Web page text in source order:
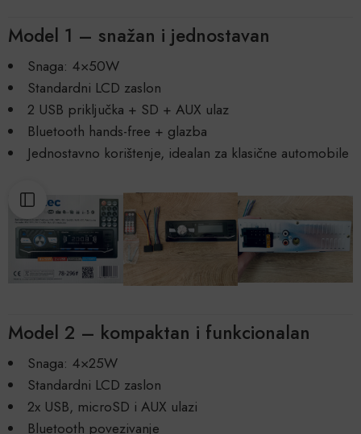
Model 1 – snažan i jednostavan
Snaga: 4×50W
Standardni LCD zaslon
2 USB priključka + SD + AUX ulaz
Bluetooth hands-free + glazba
Jednostavno korištenje, idealan za klasične automobile
Model 2 – kompaktan i funkcionalan
Snaga: 4×25W
Standardni LCD zaslon
2x USB, microSD i AUX ulazi
Bluetooth povezivanje